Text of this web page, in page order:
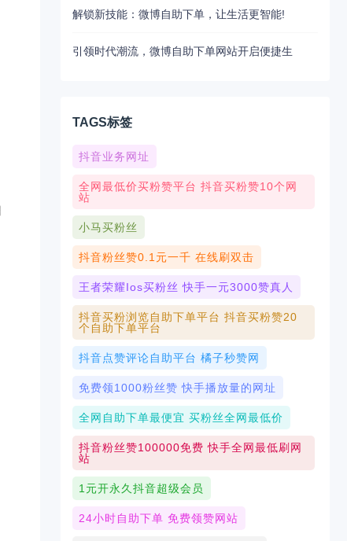
解锁新技能：微博自助下单，让生活更智能!
引领时代潮流，微博自助下单网站开启便捷生
TAGS标签
抖音业务网址
全网最低价买粉赞平台 抖音买粉赞10个网
站
小马买粉丝
抖音粉丝赞0.1元一千 在线刷双击
王者荣耀ios买粉丝 快手一元3000赞真人
抖音买粉浏览自助下单平台 抖音买粉赞20
个自助下单平台
抖音点赞评论自助平台 橘子秒赞网
免费领1000粉丝赞 快手播放量的网址
全网自助下单最便宜 买粉丝全网最低价
抖音粉丝赞100000免费 快手全网最低刷网
站
1元开永久抖音超级会员
24小时自助下单 免费领赞网站